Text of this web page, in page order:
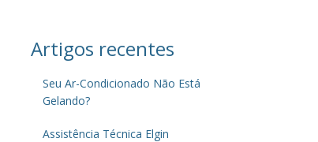
Artigos recentes
Seu Ar-Condicionado Não Está
Gelando?
Assistência Técnica Elgin